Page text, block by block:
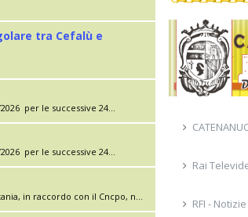
tra Cefalù e
per le successive 24...
per le successive 24...
in raccordo con il Cncpo, n...
Rai
RFI - Notizie